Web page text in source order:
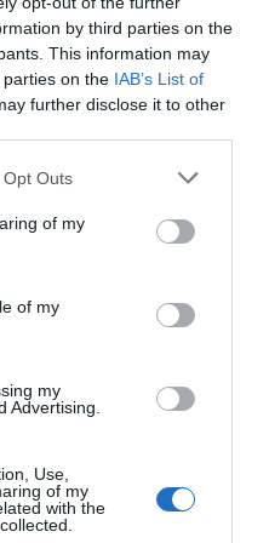
by third parties on the
This information may
on the IAB’s List of
further disclose it to other
Outs
of my
of my
my
Advertising.
Use,
of my
with the
que ni él ni todo su
bien cómo
justamente, uno
de esta tecnología es
relacionada
movimiento que
¿Qué pasó realmente
Rubiales? Pues que la
comprados en
con sus socios
habían generado
lo marcó tan a gusto y,
hicieron eco:
...